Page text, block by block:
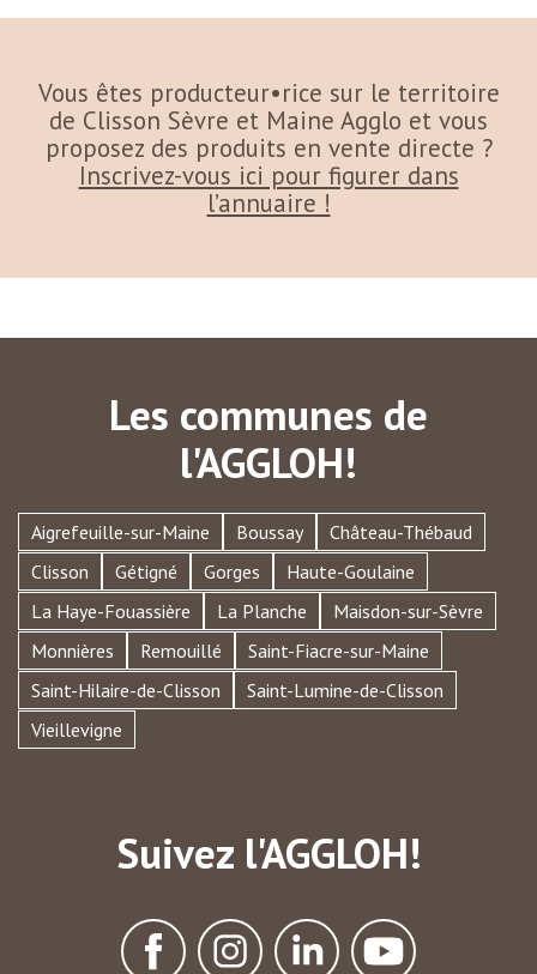
Vous êtes producteur•rice sur le territoire
de Clisson Sèvre et Maine Agglo et vous
proposez des produits en vente directe ?
Inscrivez-vous ici pour figurer dans
l’annuaire !
Les communes de
l'AGGLOH!
Aigrefeuille-sur-Maine Boussay
Château-Thébaud
Clisson
Gétigné Gorges
Haute-Goulaine
La Haye-Fouassière
La Planche
Maisdon-sur-Sèvre
Monnières
Remouillé
Saint-Fiacre-sur-Maine
Saint-Hilaire-de-Clisson
Saint-Lumine-de-Clisson
Vieillevigne
Suivez l'AGGLOH!